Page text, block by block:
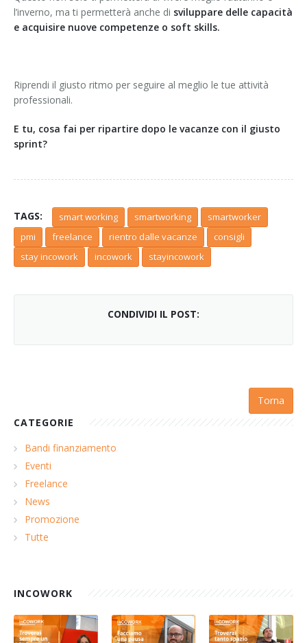
l’inverno, ma ti permetterà anche di sviluppare delle capacità
e acquisire nuove competenze o soft skills.
Riprendi il giusto ritmo per seguire al meglio le tue attività
professionali.
E tu, cosa fai per ripartire dopo le vacanze con il giusto
sprint?
TAGS: smart working smartworking
smartworker
pmi
freelance rientro dalle vacanze
consigli
stay incowork
incowork stayincowork
CONDIVIDI IL POST:
Torna
CATEGORIE
Bandi finanziamento
Eventi
Freelance
News
Promozione
Tutte
INCOWORK